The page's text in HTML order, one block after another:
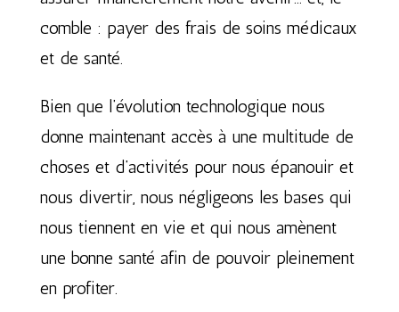
comble : payer des frais de soins médicaux
et de santé.
Bien que l’évolution technologique nous
donne maintenant accès à une multitude de
choses et d’activités pour nous épanouir et
nous divertir, nous négligeons les bases qui
nous tiennent en vie et qui nous amènent
une bonne santé afin de pouvoir pleinement
en profiter.